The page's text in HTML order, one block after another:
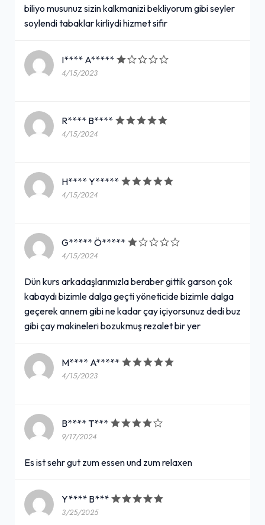
biliyo musunuz sizin kalkmanizi bekliyorum gibi seyler
soylendi tabaklar kirliydi hizmet sifir
I**** A*****
4/15/2023
R**** B****
4/15/2024
H**** Y*****
4/15/2024
G***** Ö*****
4/15/2024
Dün kurs arkadaşlarımızla beraber gittik garson çok
kabaydı bizimle dalga geçti yöneticide bizimle dalga
geçerek annem gibi ne kadar çay içiyorsunuz dedi buz
gibi çay makineleri bozukmuş rezalet bir yer
M**** A*****
4/15/2023
B**** T***
9/17/2024
Es ist sehr gut zum essen und zum relaxen
Y**** B***
3/25/2025